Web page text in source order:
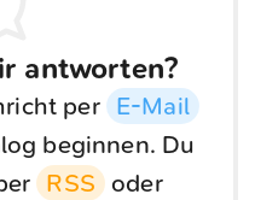
antworten?
per E-Mail
beginnen. Du
RSS oder